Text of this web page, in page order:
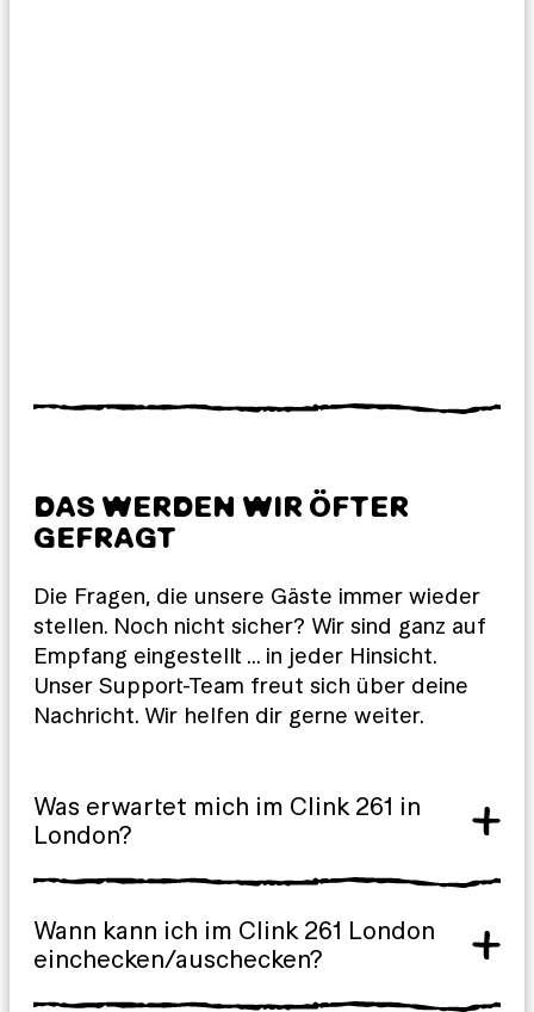
DAS WERDEN WIR ÖFTER
GEFRAGT
Die Fragen, die unsere Gäste immer wieder
stellen. Noch nicht sicher? Wir sind ganz auf
Empfang eingestellt … in jeder Hinsicht.
Unser Support-Team freut sich über deine
Nachricht. Wir helfen dir gerne weiter.
Was erwartet mich im Clink 261 in
London?
Wann kann ich im Clink 261 London
einchecken/auschecken?